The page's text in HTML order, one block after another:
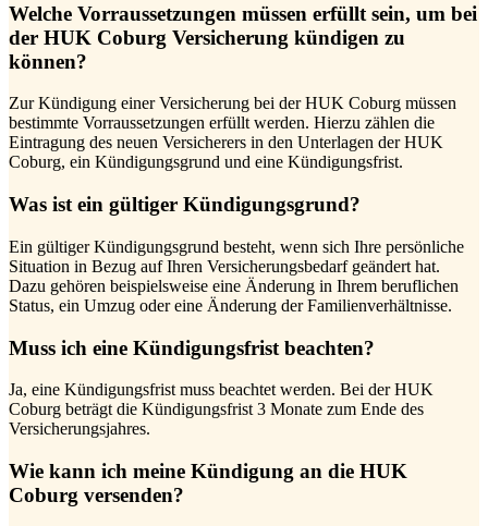
Welche Vorraussetzungen müssen erfüllt sein, um bei
der HUK Coburg Versicherung kündigen zu
können?
Zur Kündigung einer Versicherung bei der HUK Coburg müssen
bestimmte Vorraussetzungen erfüllt werden. Hierzu zählen die
Eintragung des neuen Versicherers in den Unterlagen der HUK
Coburg, ein Kündigungsgrund und eine Kündigungsfrist.
Was ist ein gültiger Kündigungsgrund?
Ein gültiger Kündigungsgrund besteht, wenn sich Ihre persönliche
Situation in Bezug auf Ihren Versicherungsbedarf geändert hat.
Dazu gehören beispielsweise eine Änderung in Ihrem beruflichen
Status, ein Umzug oder eine Änderung der Familienverhältnisse.
Muss ich eine Kündigungsfrist beachten?
Ja, eine Kündigungsfrist muss beachtet werden. Bei der HUK
Coburg beträgt die Kündigungsfrist 3 Monate zum Ende des
Versicherungsjahres.
Wie kann ich meine Kündigung an die HUK
Coburg versenden?